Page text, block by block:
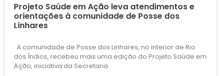
Projeto Saúde em Ação leva atendimentos e
orientações à comunidade de Posse dos
Linhares
A comunidade de Posse dos Linhares, no interior de Rio
dos Índios, recebeu mais uma edição do Projeto Saúde em
Ação, iniciativa da Secretaria